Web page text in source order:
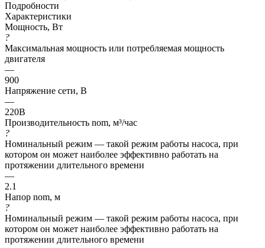
Подробности
Характеристики
Мощность, Вт
?
Максимальная мощность или потребляемая мощность
двигателя
—
900
Напряжение сети, В
—
220В
Производительность nom, м³/час
?
Номинальный режим — такой режим работы насоса, при
котором он может наиболее эффективно работать на
протяжении длительного времени
—
2.1
Напор nom, м
?
Номинальный режим — такой режим работы насоса, при
котором он может наиболее эффективно работать на
протяжении длительного времени